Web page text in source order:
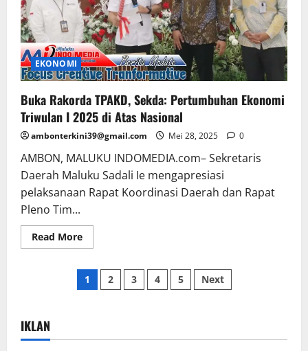
EKONOMI
Buka Rakorda TPAKD, Sekda: Pertumbuhan Ekonomi
Triwulan I 2025 di Atas Nasional
ambonterkini39@gmail.com Mei 28, 2025 0
AMBON, MALUKU INDOMEDIA.com– Sekretaris
Daerah Maluku Sadali Ie mengapresiasi
pelaksanaan Rapat Koordinasi Daerah dan Rapat
Pleno Tim...
Read More
1 2 3 4 5 Next
IKLAN